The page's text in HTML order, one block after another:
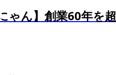
ゃん】創業60年を